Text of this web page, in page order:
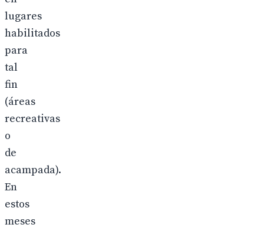
lugares
habilitados
para
tal
fin
(áreas
recreativas
o
de
acampada).
En
estos
meses